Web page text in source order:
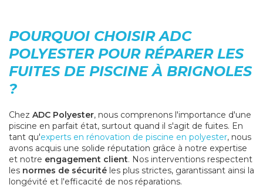
POURQUOI CHOISIR ADC
POLYESTER POUR RÉPARER LES
FUITES DE PISCINE À BRIGNOLES
?
Chez ADC Polyester, nous comprenons l'importance d'une
piscine en parfait état, surtout quand il s'agit de fuites. En
tant qu'experts en rénovation de piscine en polyester, nous
avons acquis une solide réputation grâce à notre expertise
et notre engagement client. Nos interventions respectent
les normes de sécurité les plus strictes, garantissant ainsi la
longévité et l'efficacité de nos réparations.